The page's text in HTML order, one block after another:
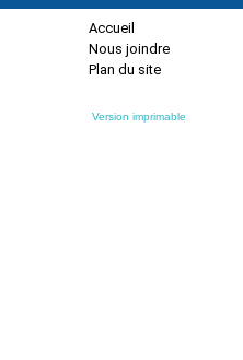
Accueil
Nous joindre
Plan du site
Version imprimable